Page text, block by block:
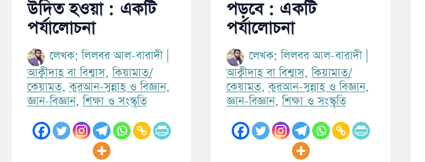
উদিত হওয়া : একটি
পর্যালোচনা
লেখক: লিলবর আল-বারাদী
আক্বীদাহ বা বিশ্বাস,কিয়ামাত/
কেয়ামত,কুরআন-সুন্নাহ ও বিজ্ঞান,
জ্ঞান-বিজ্ঞান,শিক্ষা ও সংস্কৃতি
পড়বে : একটি
পর্যালোচনা
লেখক: লিলবর আল-বারাদী
আক্বীদাহ বা বিশ্বাস,কিয়ামাত/
কেয়ামত,কুরআন-সুন্নাহ ও বিজ্ঞান,
জ্ঞান-বিজ্ঞান,শিক্ষা ও সংস্কৃতি